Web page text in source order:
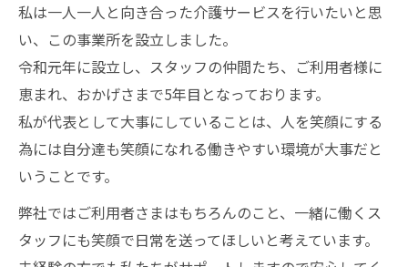
私は一人一人と向き合った介護サービスを行いたいと思
い、この事業所を設立しました。
令和元年に設立し、スタッフの仲間たち、ご利用者様に
恵まれ、おかげさまで5年目となっております。
私が代表として大事にしていることは、人を笑顔にする
為には自分達も笑顔になれる働きやすい環境が大事だと
いうことです。
弊社ではご利用者さまはもちろんのこと、一緒に働くス
タッフにも笑顔で日常を送ってほしいと考えています。